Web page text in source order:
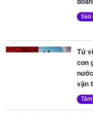
Sao
Tử
con
vận